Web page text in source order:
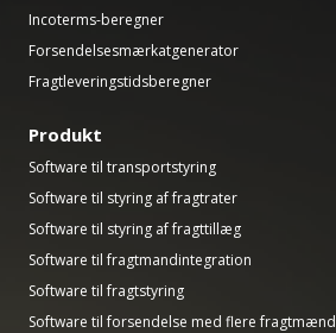
Incoterms-beregner
Forsendelsesmærkatgenerator
Fragtleveringstidsberegner
Produkt
Software til transportstyring
Software til styring af fragtrater
Software til styring af fragttillæg
Software til fragtmandintegration
Software til fragtstyring
Software til forsendelse med flere fragtmænd